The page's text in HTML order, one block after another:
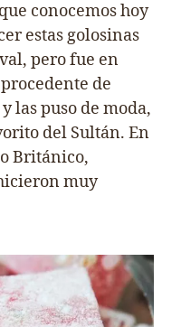
conocemos hoy
estas golosinas
pero fue en
de
las puso de moda,
del Sultán. En
Británico,
muy